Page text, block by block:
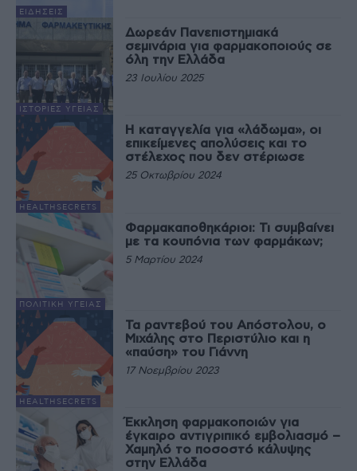
ΕΙΔΉΣΕΙΣ
ΙΣΤΟΡΊΕΣ ΥΓΕΊΑΣ
Δωρεάν Πανεπιστημιακά
σεμινάρια για φαρμακοποιούς σε
όλη την Ελλάδα
23 Ιουλίου 2025
HEALTHSECRETS
Η καταγγελία για «λάδωμα», οι
επικείμενες απολύσεις και το
στέλεχος που δεν στέριωσε
25 Οκτωβρίου 2024
ΠΟΛΙΤΙΚΉ ΥΓΕΊΑΣ
Φαρμακαποθηκάριοι: Τι συμβαίνει
με τα κουπόνια των φαρμάκων;
5 Μαρτίου 2024
HEALTHSECRETS
Τα ραντεβού του Απόστολου, o
Μιχάλης στο Περιστύλιο και η
«παύση» του Γιάννη
17 Νοεμβρίου 2023
Έκκληση φαρμακοποιών για
έγκαιρο αντιγριπικό εμβολιασμό –
Χαμηλό το ποσοστό κάλυψης
στην Ελλάδα